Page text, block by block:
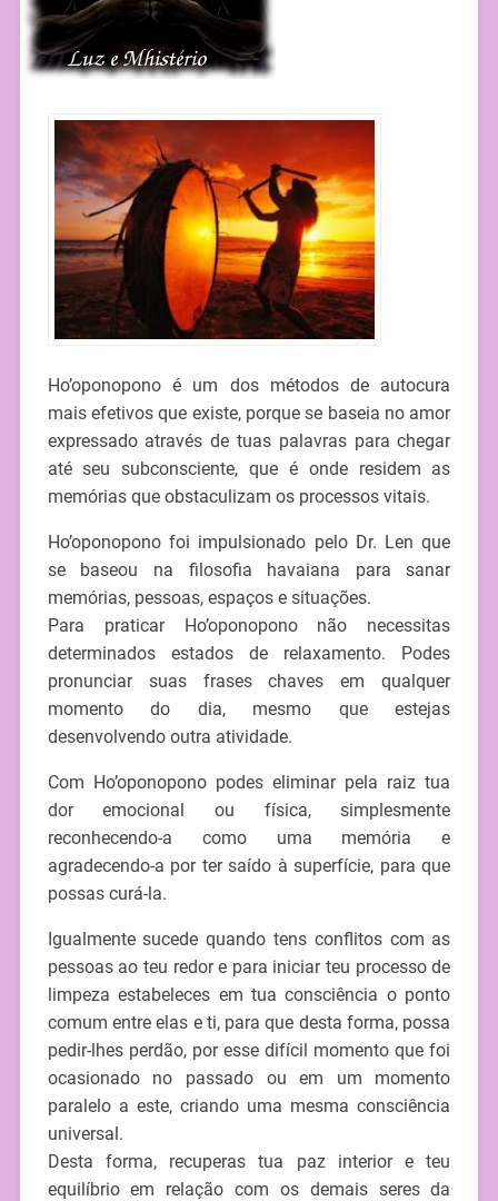
Ho’oponopono é um dos métodos de autocura
mais efetivos que existe, porque se baseia no amor
expressado através de tuas palavras para chegar
até seu subconsciente, que é onde residem as
memórias que obstaculizam os processos vitais.
Ho’oponopono foi impulsionado pelo Dr. Len que
se baseou na filosofia havaiana para sanar
memórias, pessoas, espaços e situações.
Para praticar Ho’oponopono não necessitas
determinados estados de relaxamento. Podes
pronunciar suas frases chaves em qualquer
momento do dia, mesmo que estejas
desenvolvendo outra atividade.
Com Ho’oponopono podes eliminar pela raiz tua
dor emocional ou física, simplesmente
reconhecendo-a como uma memória e
agradecendo-a por ter saído à superfície, para que
possas curá-la.
Igualmente sucede quando tens conflitos com as
pessoas ao teu redor e para iniciar teu processo de
limpeza estabeleces em tua consciência o ponto
comum entre elas e ti, para que desta forma, possa
pedir-lhes perdão, por esse difícil momento que foi
ocasionado no passado ou em um momento
paralelo a este, criando uma mesma consciência
universal.
Desta forma, recuperas tua paz interior e teu
equilíbrio em relação com os demais seres da